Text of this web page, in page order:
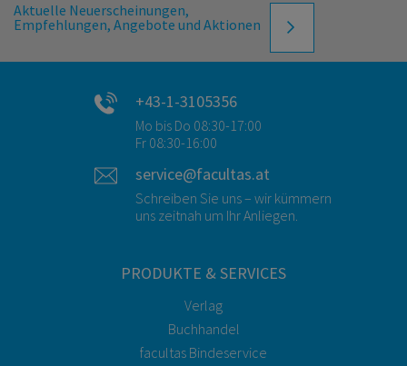
Aktuelle Neuerscheinungen,
Empfehlungen, Angebote und Aktionen
+43-1-3105356
Mo bis Do 08:30-17:00
Fr 08:30-16:00
service@facultas.at
Schreiben Sie uns – wir kümmern
uns zeitnah um Ihr Anliegen.
PRODUKTE & SERVICES
Verlag
Buchhandel
facultas Bindeservice